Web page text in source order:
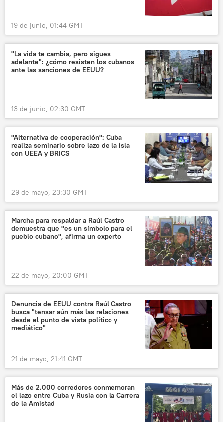
19 de junio, 01:44 GMT
"La vida te cambia, pero sigues
adelante": ¿cómo resisten los cubanos
ante las sanciones de EEUU?
13 de junio, 02:30 GMT
"Alternativa de cooperación": Cuba
realiza seminario sobre lazo de la isla
con UEEA y BRICS
29 de mayo, 23:30 GMT
Marcha para respaldar a Raúl Castro
demuestra que "es un símbolo para el
pueblo cubano", afirma un experto
22 de mayo, 20:00 GMT
Denuncia de EEUU contra Raúl Castro
busca "tensar aún más las relaciones
desde el punto de vista político y
mediático"
21 de mayo, 21:41 GMT
Más de 2.000 corredores conmemoran
el lazo entre Cuba y Rusia con la Carrera
de la Amistad